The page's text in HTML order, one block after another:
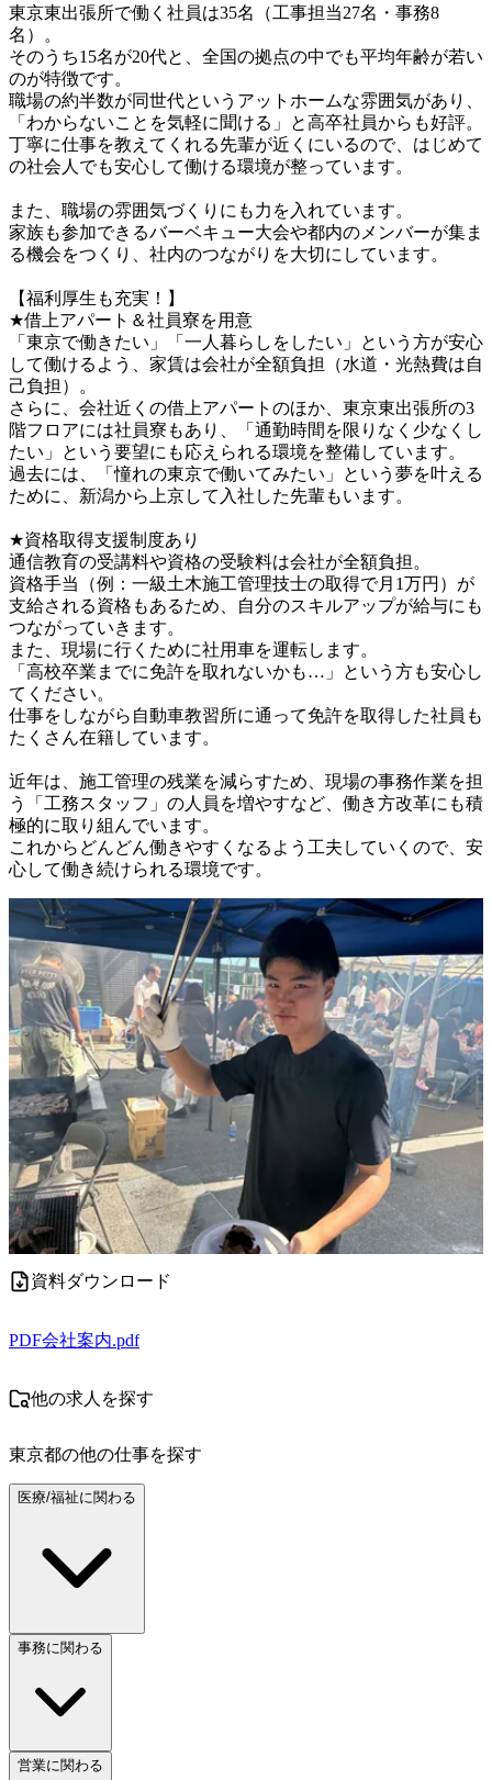
東京東出張所で働く社員は35名（工事担当27名・事務8
名）。
そのうち15名が20代と、全国の拠点の中でも平均年齢が若い
のが特徴です。
職場の約半数が同世代というアットホームな雰囲気があり、
「わからないことを気軽に聞ける」と高卒社員からも好評。
丁寧に仕事を教えてくれる先輩が近くにいるので、はじめて
の社会人でも安心して働ける環境が整っています。
また、職場の雰囲気づくりにも力を入れています。
家族も参加できるバーベキュー大会や都内のメンバーが集ま
る機会をつくり、社内のつながりを大切にしています。
【福利厚生も充実！】
★借上アパート＆社員寮を用意
「東京で働きたい」「一人暮らしをしたい」という方が安心
して働けるよう、家賃は会社が全額負担（水道・光熱費は自
己負担）。
さらに、会社近くの借上アパートのほか、東京東出張所の3
階フロアには社員寮もあり、「通勤時間を限りなく少なくし
たい」という要望にも応えられる環境を整備しています。
過去には、「憧れの東京で働いてみたい」という夢を叶える
ために、新潟から上京して入社した先輩もいます。
★資格取得支援制度あり
通信教育の受講料や資格の受験料は会社が全額負担。
資格手当（例：一級土木施工管理技士の取得で月1万円）が
支給される資格もあるため、自分のスキルアップが給与にも
つながっていきます。
また、現場に行くために社用車を運転します。
「高校卒業までに免許を取れないかも…」という方も安心し
てください。
仕事をしながら自動車教習所に通って免許を取得した社員も
たくさん在籍しています。
近年は、施工管理の残業を減らすため、現場の事務作業を担
う「工務スタッフ」の人員を増やすなど、働き方改革にも積
極的に取り組んでいます。
これからどんどん働きやすくなるよう工夫していくので、安
資料ダウンロード
PDF会社案内.pdf
他の求人を探す
東京都の他の仕事を探す
医療/福祉に関わる
事務に関わる
営業に関わる